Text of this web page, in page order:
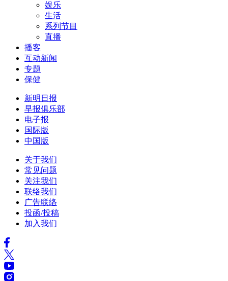
娱乐
生活
系列节目
直播
播客
互动新闻
专题
保健
新明日报
早报俱乐部
电子报
国际版
中国版
关于我们
常见问题
关注我们
联络我们
广告联络
投函/投稿
加入我们